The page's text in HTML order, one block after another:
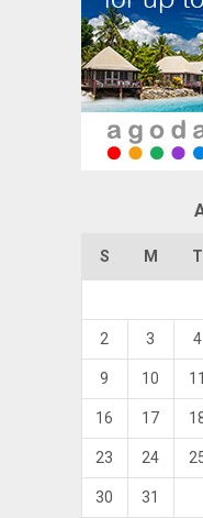
S M T
2 3 4
9 10 11
16 17
23 24
30
31